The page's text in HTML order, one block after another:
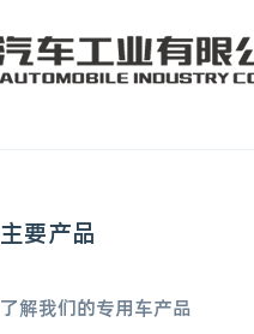
主要产品
了解我们的专用车产品